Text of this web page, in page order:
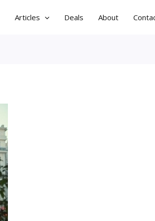
Articles Deals About